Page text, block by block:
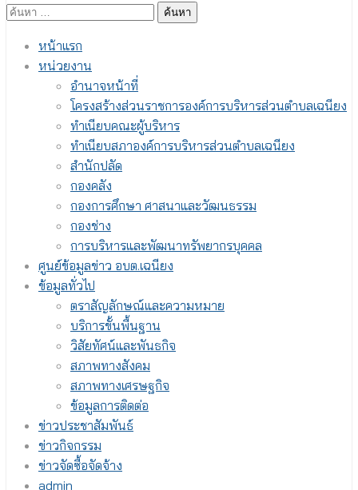
ค้นหา
หน้าแรก
หน่วยงาน
อำนาจหน้าที่
โครงสร้างส่วนราชการองค์การบริหารส่วนตำบลเฉนียง
ทำเนียบคณะผู้บริหาร
ทำเนียบสภาองค์การบริหารส่วนตำบลเฉนียง
สำนักปลัด
กองคลัง
กองการศึกษา ศาสนาและวัฒนธรรม
กองช่าง
การบริหารและพัฒนาทรัพยากรบุคคล
ศูนย์ข้อมูลข่าว อบต.เฉนียง
ข้อมูลทั่วไป
ตราสัญลักษณ์และความหมาย
บริการขั้นพื้นฐาน
วิสัยทัศน์และพันธกิจ
สภาพทางสังคม
สภาพทางเศรษฐกิจ
ข้อมูลการติดต่อ
ข่าวประชาสัมพันธ์
ข่าวกิจกรรม
ข่าวจัดซื้อจัดจ้าง
admin